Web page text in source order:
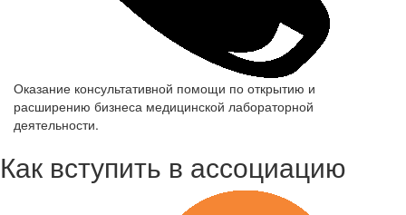
Оказание консультативной помощи по открытию и
расширению бизнеса медицинской лабораторной
деятельности.
Как вступить в ассоциацию